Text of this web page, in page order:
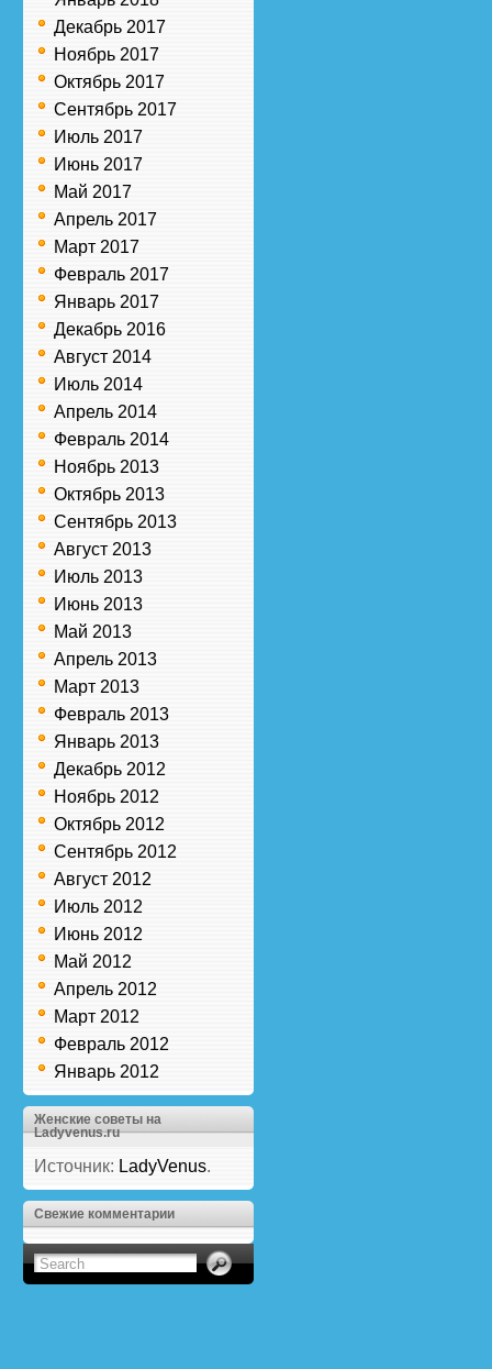
Декабрь 2017
Ноябрь 2017
Октябрь 2017
Сентябрь 2017
Июль 2017
Июнь 2017
Май 2017
Апрель 2017
Март 2017
Февраль 2017
Январь 2017
Декабрь 2016
Август 2014
Июль 2014
Апрель 2014
Февраль 2014
Ноябрь 2013
Октябрь 2013
Сентябрь 2013
Август 2013
Июль 2013
Июнь 2013
Май 2013
Апрель 2013
Март 2013
Февраль 2013
Январь 2013
Декабрь 2012
Ноябрь 2012
Октябрь 2012
Сентябрь 2012
Август 2012
Июль 2012
Июнь 2012
Май 2012
Апрель 2012
Март 2012
Февраль 2012
Январь 2012
Женские советы на
Ladyvenus.ru
Источник: LadyVenus.
Свежие комментарии